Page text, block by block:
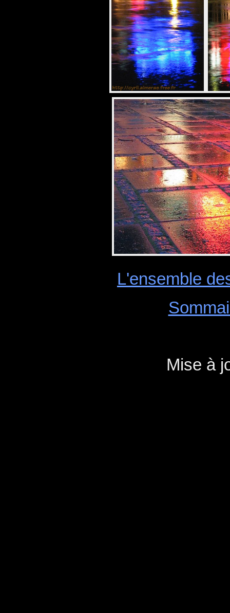
L'ensemble
Mise à